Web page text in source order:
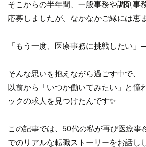
そこからの半年間、一般事務や調剤事
応募しましたが、なかなかご縁には恵
「もう一度、医療事務に挑戦したい
そんな思いを抱えながら過ごす中で、
以前から「いつか働いてみたい」と憧
ックの求人を見つけたんです✨
この記事では、50代の私が再び医療事
でのリアルな転職ストーリーをお話し